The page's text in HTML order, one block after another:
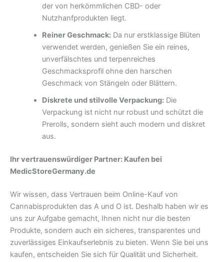
der von herkömmlichen CBD- oder
Nutzhanfprodukten liegt.
Reiner Geschmack:Da nur erstklassige Blüten
verwendet werden, genießen Sie ein reines,
unverfälschtes und terpenreiches
Geschmacksprofil ohne den harschen
Geschmack von Stängeln oder Blättern.
Diskrete und stilvolle Verpackung:Die
Verpackung ist nicht nur robust und schützt die
Prerolls, sondern sieht auch modern und diskret
aus.
Ihr vertrauenswürdiger Partner: Kaufen bei
MedicStoreGermany.de
Wir wissen, dass Vertrauen beim Online-Kauf von
Cannabisprodukten das A und O ist. Deshalb haben wir es
uns zur Aufgabe gemacht, Ihnen nicht nur die besten
Produkte, sondern auch ein sicheres, transparentes und
zuverlässiges Einkaufserlebnis zu bieten. Wenn Sie bei uns
kaufen, entscheiden Sie sich für Qualität und Sicherheit.